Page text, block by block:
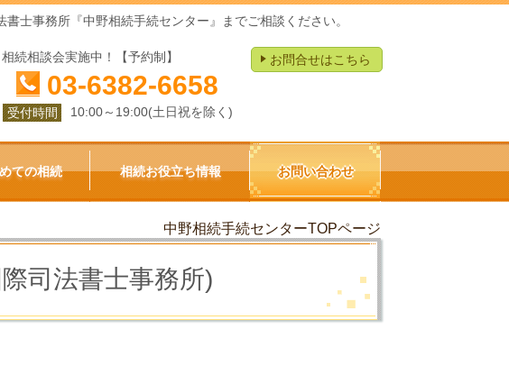
士事務所『中野相続手続センター』までご相談ください。
相続相談会実施中！【予約制】
03-6382-6658
受付時間 10:00～19:00(土日祝を除く)
お問合せはこちら
ての相続 相続お役立ち情報 お問い合わせ
中野相続手続センターTOPページ
司法書士事務所)